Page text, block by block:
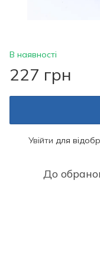
В наявності
227 грн
Увійти для
До